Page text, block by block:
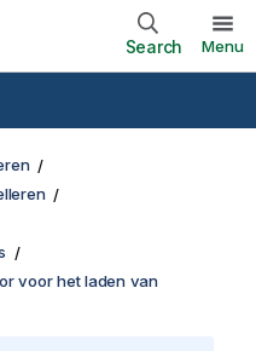
Search Menu
voor het laden van